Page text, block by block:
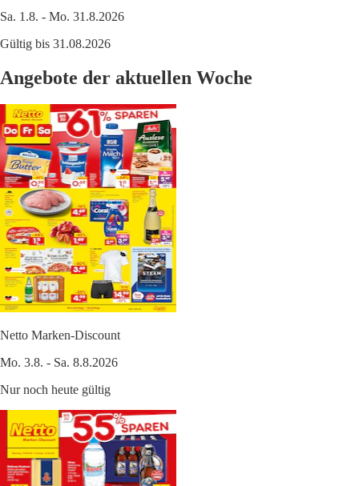
Sa. 1.8. - Mo. 31.8.2026
Gültig bis 31.08.2026
Angebote der aktuellen Woche
Netto Marken-Discount
Mo. 3.8. - Sa. 8.8.2026
Nur noch heute gültig